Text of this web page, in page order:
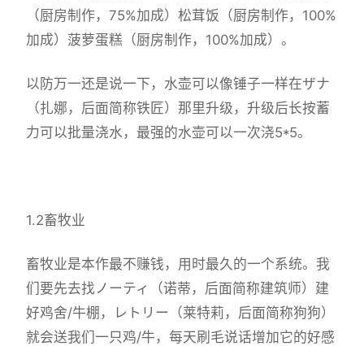
（厨房制作，75%加成）松茸饭（厨房制作，100%
加成）菠萝蛋糕（厨房制作，100%加成）。
以防万一还是说一下，水壶可以像锤子一样在ザナ
（扎娜，后面简称铁匠）那里升级，升级后长按蓄
力可以批量浇水，最强的水壶可以一次浇5*5。
1.2畜牧业
畜牧业是本作最不赚钱，用时最久的一个系统。我
们要先去找ノーティ（诺蒂，后面简称建筑师）建
好鸡舍/牛棚，レトリー（莱特莉，后面简称狗狗）
就会送我们一只鸡/牛，每天刷毛说话增加它的好感